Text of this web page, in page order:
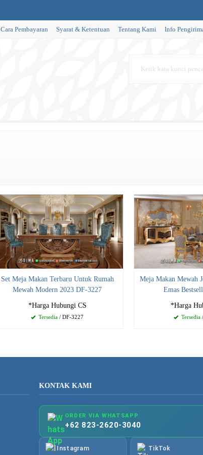
Cara Pembayaran Syarat & Ketentuan Tentang Kami Info
Set Meja Makan Terbaru Untuk Rumah
Mewah Modern 2023 DF-3227
*Harga Hubungi CS
Tersedia / DF-3227
Meja Makan Mewah
Emas
*Harga
Tersedia/
KONTAK KAMI
ORDER VIA WHATSAPP
+62 823-2620-3040
Instagram TikTok